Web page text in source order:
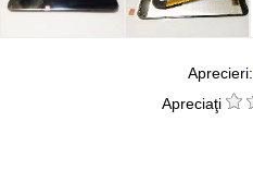
Aprecieri:
Apreciaţi